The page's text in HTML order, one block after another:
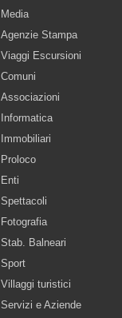
Media
Agenzie Stampa
Viaggi Escursioni
Comuni
Associazioni
Informatica
Immobiliari
Proloco
Enti
Spettacoli
Fotografia
Stab. Balneari
Sport
Villaggi turistici
Servizi e Aziende